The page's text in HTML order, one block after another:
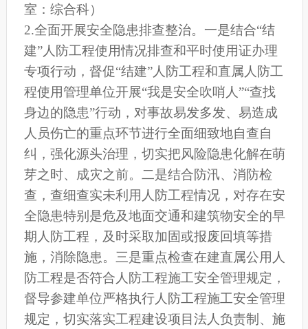
室：综合科）
2.全面开展安全隐患排查整治。一是结合“结
建”人防工程使用情况排查和平时使用证办理
专项行动，督促“结建”人防工程和直属人防工
程使用管理单位开展“我是安全吹哨人”“查找
身边的隐患”行动，对事故易发多发、易造成
人员伤亡的重点环节进行全面细致地自查自
纠，强化源头治理，切实把风险隐患化解在萌
芽之时、成灾之前。二是结合防汛、消防检
查，查细查实未利用人防工程情况，对存在安
全隐患特别是危及地面交通和建筑物安全的早
期人防工程，及时采取加固或报废回填等措
施，消除隐患。三是重点检查在建直属公用人
防工程是否符合人防工程施工安全管理规定，
督导参建单位严格执行人防工程施工安全管理
规定，切实落实工程建设项目法人负责制、施